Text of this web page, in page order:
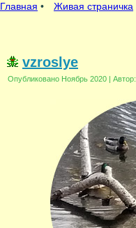
Главная • Живая страничка
vzroslye
Опубликовано Ноябрь 2020 | Автор: